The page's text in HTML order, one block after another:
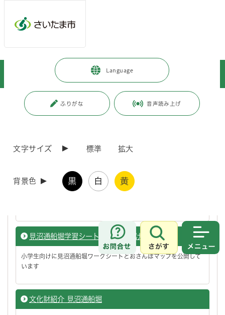
Language
ふりがな 音声読み上げ
文字サイズ 標準 拡大
背景色 黒 白 黄
お問合せ
さがす
観光・スポーツ・文化 > 文化・芸術
ページ番号：J003141
ラウドファンディングを実施しています（第2弾）
国指定史跡「見沼通船堀」を対象としたクラウドファンディングを
見沼通船堀学習シート（小学生向け）
小学生向けに見沼通船堀ワークシートとおさんぽマップを公開して
います
文化財紹介 見沼通船堀